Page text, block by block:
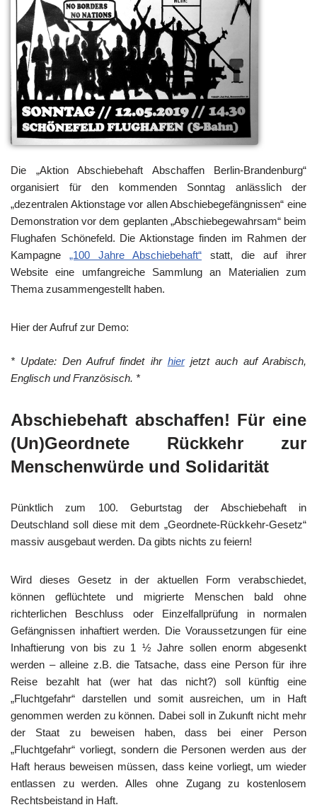
Die „Aktion Abschiebehaft Abschaffen Berlin-Brandenburg“
organisiert für den kommenden Sonntag anlässlich der
„dezentralen Aktionstage vor allen Abschiebegefängnissen“ eine
Demonstration vor dem geplanten „Abschiebegewahrsam“ beim
Flughafen Schönefeld. Die Aktionstage finden im Rahmen der
Kampagne „100 Jahre Abschiebehaft“ statt, die auf ihrer
Website eine umfangreiche Sammlung an Materialien zum
Thema zusammengestellt haben.
Hier der Aufruf zur Demo:
* Update: Den Aufruf findet ihr hierjetzt auch auf Arabisch,
Englisch und Französisch. *
Abschiebehaft abschaffen! Für eine
(Un)Geordnete Rückkehr zur
Menschenwürde und Solidarität
Pünktlich zum 100. Geburtstag der Abschiebehaft in
Deutschland soll diese mit dem „Geordnete-Rückkehr-Gesetz“
massiv ausgebaut werden. Da gibts nichts zu feiern!
Wird dieses Gesetz in der aktuellen Form verabschiedet,
können geflüchtete und migrierte Menschen bald ohne
richterlichen Beschluss oder Einzelfallprüfung in normalen
Gefängnissen inhaftiert werden. Die Voraussetzungen für eine
Inhaftierung von bis zu 1 ½ Jahre sollen enorm abgesenkt
werden – alleine z.B. die Tatsache, dass eine Person für ihre
Reise bezahlt hat (wer hat das nicht?) soll künftig eine
„Fluchtgefahr“ darstellen und somit ausreichen, um in Haft
genommen werden zu können. Dabei soll in Zukunft nicht mehr
der Staat zu beweisen haben, dass bei einer Person
„Fluchtgefahr“ vorliegt, sondern die Personen werden aus der
Haft heraus beweisen müssen, dass keine vorliegt, um wieder
entlassen zu werden. Alles ohne Zugang zu kostenlosem
Rechtsbeistand in Haft.